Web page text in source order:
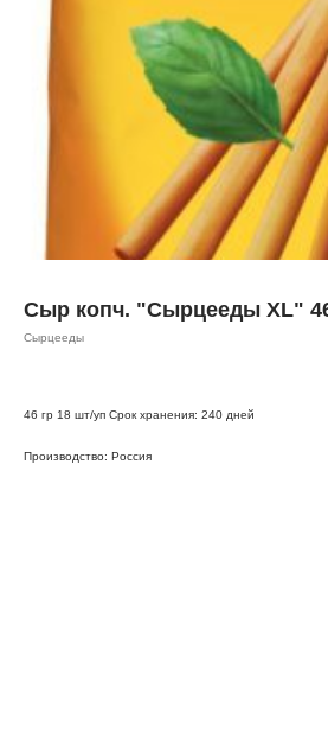
Сыр копч. "Сырцееды XL"
Сырцееды
46 гр 18 шт/уп Срок хранения: 240 дней
Производство: Россия